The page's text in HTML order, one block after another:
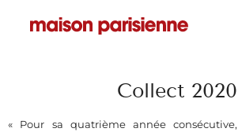
Collect 2020
« Pour sa quatrième année